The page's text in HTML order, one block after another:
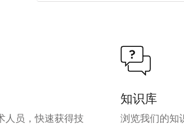
人员，快速获得技
知识库
浏览我们的知